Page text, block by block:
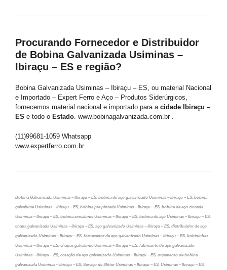
Procurando Fornecedor e Distribuidor
de Bobina Galvanizada Usiminas –
Ibiraçu – ES e região?
Bobina Galvanizada Usiminas – Ibiraçu – ES, ou material Nacional
e Importado – Expert Ferro e Aço – Produtos Siderúrgicos,
fornecemos material nacional e importado para a cidade Ibiraçu –
ES e todo o Estado. www.bobinagalvanizada.com.br .
(11)99681-1059 Whatsapp
www.expertferro.com.br
Bobina Galvanizada Usiminas – Ibiraçu – ES, bobina de aço galvanizado Usiminas – Ibiraçu – ES, bobina
galvalume Usiminas – Ibiraçu – ES, bobina pre pintada Usiminas – Ibiraçu – ES, bobina de aço zincada
Usiminas – Ibiraçu – ES, bobina zincalume Usiminas – Ibiraçu – ES, bobina de aço Usiminas – Ibiraçu – ES,
chapa galvanizada Usiminas – Ibiraçu – ES, aço galvanizado Usiminas – Ibiraçu – ES, distribuidor de aço
galvanizado Usiminas – Ibiraçu – ES, fornecedor de aço galvanizado Usiminas – Ibiraçu – ES, bobininhas
Usiminas – Ibiraçu – ES, chapas galvalume Usiminas – Ibiraçu – ES, fabricante de aço galvanizado
Usiminas – Ibiraçu – ES, cotação de aço galvanizado Usiminas – Ibiraçu – ES, orçamento de bobina
galvanizada Usiminas – Ibiraçu – ES, Serviço de Slitter Usiminas – Ibiraçu – ES, Usiminas – Ibiraçu – ES,